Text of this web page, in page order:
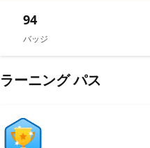
バッジ
94
ラーニング パス